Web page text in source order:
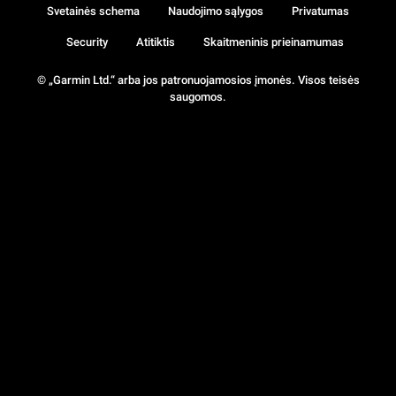
© „Garmin Ltd.“ arba jos patronuojamosios įmonės. Visos teisės
saugomos.
Svetainės schema Naudojimo sąlygos Privatumas
Security Atitiktis Skaitmeninis prieinamumas